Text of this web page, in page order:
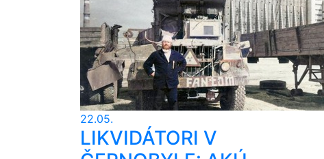
22.05.
LIKVIDÁTORI V